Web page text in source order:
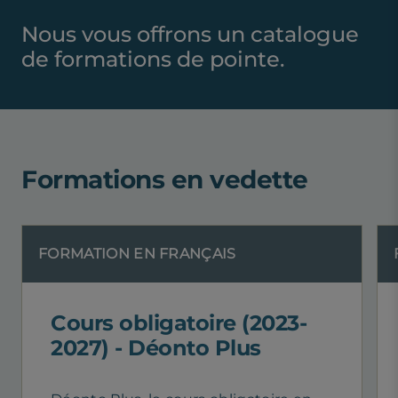
Nous vous offrons un catalogue
de formations de pointe.
Formations en vedette
FORMATION EN FRANÇAIS
Cours obligatoire (2023-
2027) - Déonto Plus